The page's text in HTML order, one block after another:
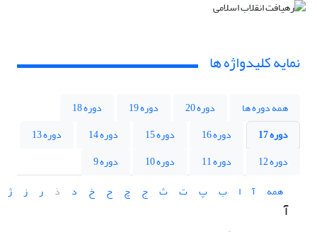
نمایه کلیدواژه ها
همه دوره ها دوره 20 دوره 19
دوره 18
دوره 17
دوره 16 دوره 15 دوره 14
دوره 13
دوره 12
دوره 11 دوره 10
دوره 9
همه
آ ا ب پ ت ث ج چ ح خ د ذ ر ز ژ
آ